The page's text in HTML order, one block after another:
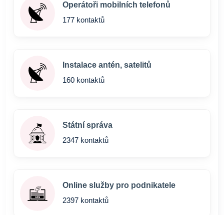
Operátoři mobilních telefonů
177 kontaktů
Instalace antén, satelitů
160 kontaktů
Státní správa
2347 kontaktů
Online služby pro podnikatele
2397 kontaktů